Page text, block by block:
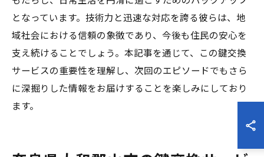
となっています。技術力と迅速な対応を誇る彼らは、地
域社会における信頼の象徴であり、今後も住民の安心を
支え続けることでしょう。本記事を通じて、この鍵交換
サービスの重要性を理解し、次回のエピソードでもさら
に深掘りした情報をお届けすることを楽しみにしており
ます。